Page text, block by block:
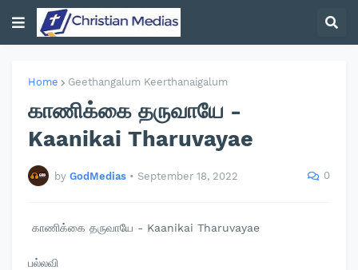
Home Geethangalum Keerthanaigalum
காணிக்கை தருவாயே -
Kaanikai Tharuvayae
by GodMedias • September 18, 2022 0
காணிக்கை தருவாயே - Kaanikai Tharuvayae
பல்லவி